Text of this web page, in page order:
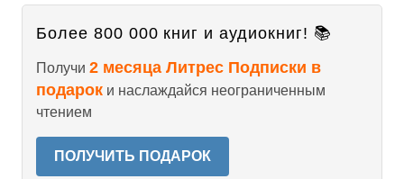
Более 800 000 книг и аудиокниг! 📚
Получи 2 месяца Литрес Подписки в
подарок и наслаждайся неограниченным
чтением
ПОЛУЧИТЬ ПОДАРОК